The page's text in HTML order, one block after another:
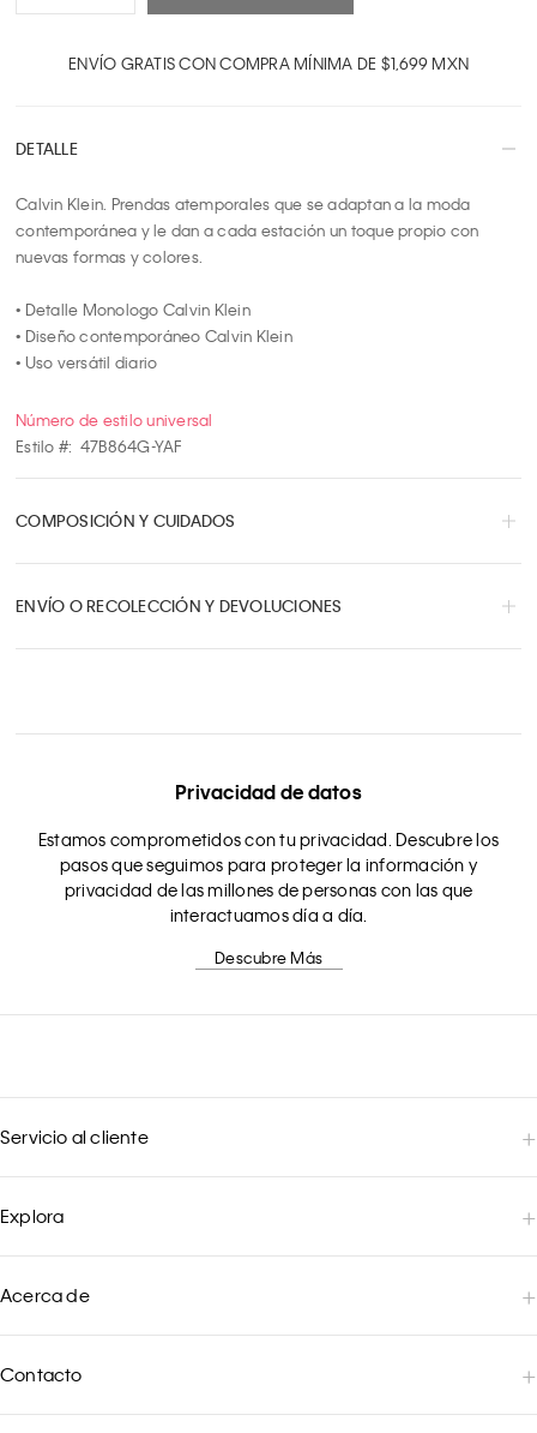
5
7
10
ENVÍO GRATIS CON COMPRA MÍNIMA DE $1,699 MXN
DETALLE
Calvin Klein. Prendas atemporales que se adaptan a la moda
contemporánea y le dan a cada estación un toque propio con
nuevas formas y colores.
• Detalle Monologo Calvin Klein
• Diseño contemporáneo Calvin Klein
• Uso versátil diario
Número de estilo universal
Estilo #: 47B864G-YAF
COMPOSICIÓN Y CUIDADOS
ENVÍO O RECOLECCIÓN Y DEVOLUCIONES
Privacidad de datos
Estamos comprometidos con tu privacidad. Descubre los
pasos que seguimos para proteger la información y
privacidad de las millones de personas con las que
interactuamos día a día.
Descubre Más
Servicio al cliente
Explora
Acerca de
Contacto